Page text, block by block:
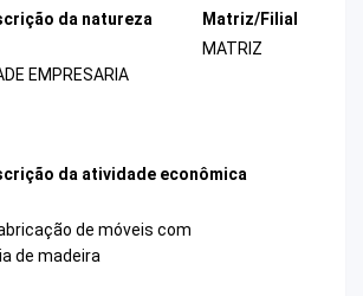
da natureza
EMPRESARIA
Matriz/Filial
MATRIZ
da atividade econômica
de móveis com
de madeira